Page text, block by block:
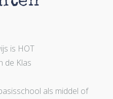
is HOT
de Klas
als middel of